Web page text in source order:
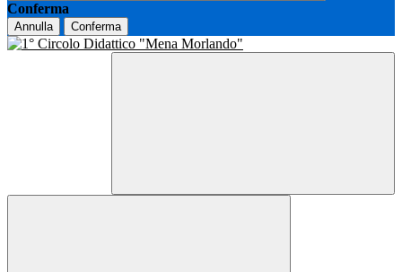
Conferma
Annulla Conferma